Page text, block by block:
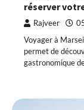
réserver
Rajveer
Voyager à
permet de
gastronomique